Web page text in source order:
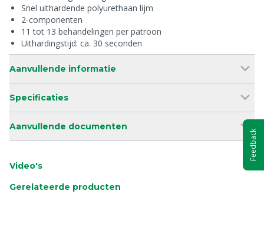
Snel uithardende polyurethaan lijm
2-componenten
11 tot 13 behandelingen per patroon
Uithardingstijd: ca. 30 seconden
Aanvullende informatie
Specificaties
Aanvullende documenten
Video's
Gerelateerde producten
Feedback